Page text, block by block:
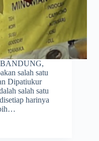
BANDUNG,
salah satu
Dipatiukur
salah satu
harinya